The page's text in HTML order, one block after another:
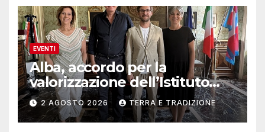
EVENTI
Alba, accordo per la
valorizzazione dell’Istituto
musicale Rocca
2 AGOSTO 2026 TERRA E TRADIZIONE